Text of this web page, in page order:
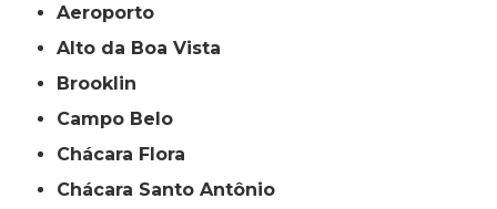
Aeroporto
Alto da Boa Vista
Brooklin
Campo Belo
Chácara Flora
Chácara Santo Antônio